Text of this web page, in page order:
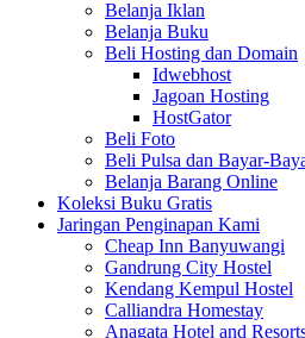
Belanja Iklan
Belanja Buku
Beli Hosting dan Domain
Idwebhost
Jagoan Hosting
HostGator
Beli Foto
Beli Pulsa dan Bayar-
Belanja Barang Online
Koleksi Buku Gratis
Jaringan Penginapan Kami
Cheap Inn Banyuwangi
Gandrung City Hostel
Kendang Kempul Hostel
Calliandra Homestay
Anagata Hotel and